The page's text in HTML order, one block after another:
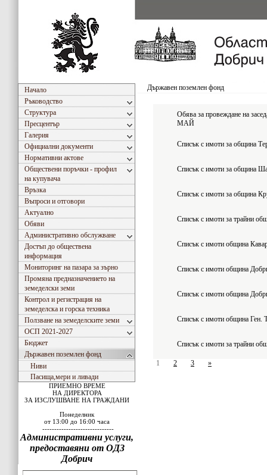
Начало
Ръководство
Структура
Пресцентър
Галерия
Официални документи
Нормативни актове
Обществени поръчки - профил
на купувача
Връзка
Въпроси и отговори
Актуално
Обяви
Административно обслужване
Достъп до обществена
информация
Мониторинг на пазара за зърно
Промяна предназначението на
земеделски земи
Контрол и регистрация на
земеделска и горска техника
Ползване на земеделските земи
ОСП 2021-2027
Бюджет
Държавен поземлен фонд
Ниви
Пасища,мери и ливади
ПРИЕМНО ВРЕМЕ
НА ДИРЕКТОРА
ЗА ИЗСЛУШВАНЕ НА ГРАЖДАНИ
Понеделник
от 13:00 до 16:00 часа
------------------------------
Административни услуги,
предоставяни от ОДЗ
Добрич
Държавен поземлен фонд
Обява за провеждане на
МАЙ
Списък с имоти за община
Списък с имоти за община
Списък с имоти за община
Списък с имоти за трайни
Списък с имоти община
Списък с имоти община
Списък с имоти община
Списък с имоти община Ген.
Списък с имоти за трайни
1 2 3 »